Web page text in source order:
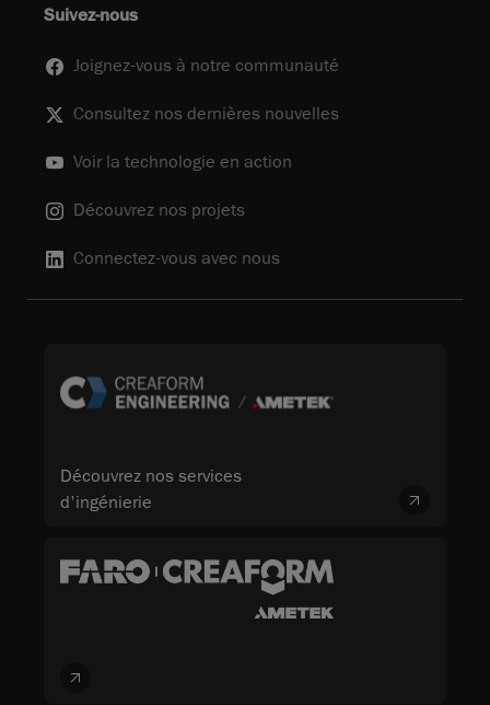
Suivez-nous
Joignez-vous à notre communauté
Consultez nos dernières nouvelles
Voir la technologie en action
Découvrez nos projets
Connectez-vous avec nous
Découvrez nos services
d'ingénierie